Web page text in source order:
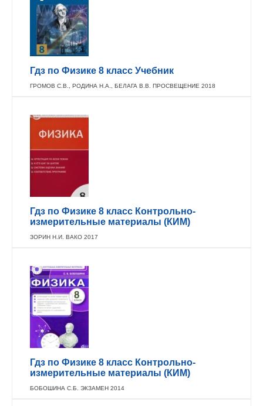
Гдз по Физике 8 класс Учебник
ГРОМОВ С.В., РОДИНА Н.А., БЕЛАГА В.В. ПРОСВЕЩЕНИЕ 2018
Гдз по Физике 8 класс Контрольно-
измерительные материалы (КИМ)
ЗОРИН Н.И. ВАКО 2017
Гдз по Физике 8 класс Контрольно-
измерительные материалы (КИМ)
БОБОШИНА С.Б. ЭКЗАМЕН 2014